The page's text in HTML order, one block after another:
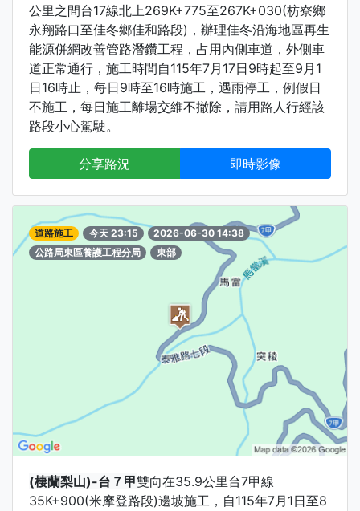
公里之間台17線北上269K+775至267K+030(枋寮鄉
永翔路口至佳冬鄉佳和路段)，辦理佳冬沿海地區再生
能源併網改善管路潛鑽工程，占用內側車道，外側車
道正常通行，施工時間自115年7月17日9時起至9月1
日16時止，每日9時至16時施工，遇雨停工，例假日
不施工，每日施工離場交維不撤除，請用路人行經該
路段小心駕駛。
分享路況 即時影像
道路施工 今天 23:15
2026-06-30 14:38
公路局東區養護工程分局
東部
(棲蘭梨山)-台７甲雙向在35.9公里台7甲線
35K+900(米摩登路段)邊坡施工，自115年7月1日至8